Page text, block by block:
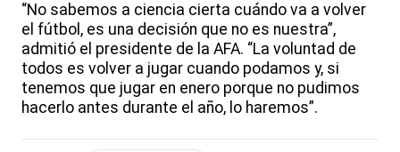
“No sabemos a ciencia cierta cuándo va a volver
el fútbol, es una decisión que no es nuestra”,
admitió el presidente de la AFA. “La voluntad de
todos es volver a jugar cuando podamos y, si
tenemos que jugar en enero porque no pudimos
hacerlo antes durante el año, lo haremos”.